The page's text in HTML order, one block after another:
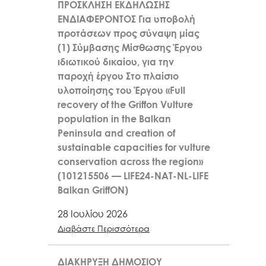
ΠΡΟΣΚΛΗΣΗ ΕΚΔΗΛΩΣΗΣ
ΕΝΔΙΑΦΕΡΟΝΤΟΣ Για υποβολή
προτάσεων προς σύναψη μίας
(1) Σύμβασης Μίσθωσης Έργου
ιδιωτικού δικαίου, για την
παροχή έργου Στο πλαίσιο
υλοποίησης του Έργου «Full
recovery of the Griffon Vulture
population in the Balkan
Peninsula and creation of
sustainable capacities for vulture
conservation across the region»
(101215506 — LIFE24-NAT-NL-LIFE
Balkan GriffON)
28 Ιουλίου 2026
Διαβάστε Περισσότερα
ΔΙΑΚΗΡΥΞΗ ΔΗΜΟΣΙΟΥ